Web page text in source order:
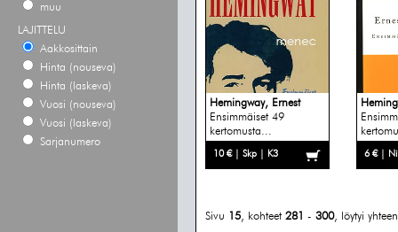
muu
LAJITTELU
Aakkosittain
Hinta (nouseva)
Hinta (laskeva)
Vuosi (nouseva)
Vuosi (laskeva)
Sarjanumero
Hemingway, Ernest
Ensimmäiset 49
kertomusta...
10 € | Skp | K3 6 € |
Sivu 15, kohteet 281 - 300, löytyi